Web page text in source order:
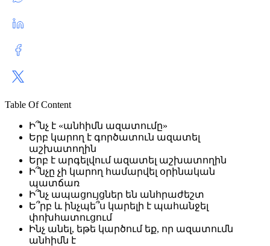
Table Of Content
Ի՞նչ է «անհիմն ազատումը»
Երբ կարող է գործատուն ազատել
աշխատողին
Երբ է արգելվում ազատել աշխատողին
Ի՞նչը չի կարող համարվել օրինական
պատճառ
Ի՞նչ ապացույցներ են անհրաժեշտ
Ե՞րբ և ինչպե՞ս կարելի է պահանջել
փոխհատուցում
Ինչ անել, եթե կարծում եք, որ ազատումն
անհիմն է